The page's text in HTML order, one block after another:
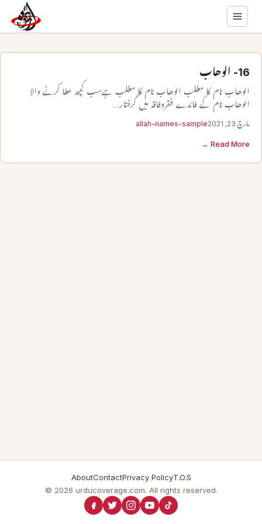
16- الوھاب
الوھاب نام کا مطلب الوھاب نام کا مطلب ہےسب کچھ عطا کرنے والا
الوھاب نام کے فائدے فقروفاقہ میں گرفتار…
مارچ 23, 2021 allah-names-sample
Read More →
AboutContactPrivacy PolicyT.O.S
© 2026 urducoverage.com. All rights reserved.